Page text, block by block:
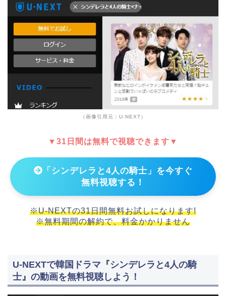
（画像引用元：U-NEXT）
▼31日間は無料で視聴できます▼
「シンデレラと4人の騎士」を今すぐ
無料視聴する！
※U-NEXTの31日間無料お試しになります!
※無料期間の解約で、料金かかりません
U-NEXTで韓国ドラマ『シンデレラと4人の騎
士』の動画を無料視聴しよう！